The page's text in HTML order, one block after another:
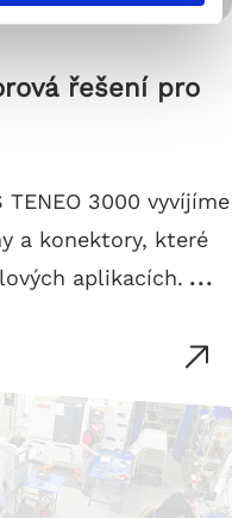
řešení pro
3000 vyvíjíme
a konektory, které
aplikacích. ...